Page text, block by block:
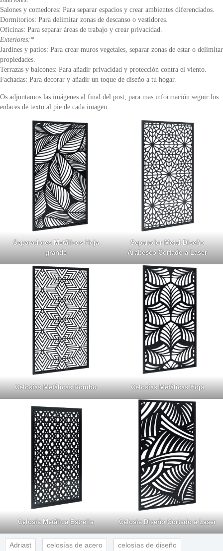
Salones y comedores: Para separar espacios y crear ambientes diferenciados.
Dormitorios: Para delimitar zonas de descanso o vestidores.
Oficinas: Para separar áreas de trabajo y crear privacidad.
Exteriores:*
Jardines y patios: Para crear muros vegetales, separar zonas de estar o delimitar
propiedades.
Terrazas y balcones: Para añadir privacidad y protección contra el viento.
Fachadas: Para decorar y añadir un toque de diseño a tu hogar.
Os adjuntamos las imágenes al final del post, para mas información seguir los
enlaces de texto al pie de cada imagen.
Separadores Metálicos Hoja
grande
Separador Metal Diseño
Arabesco Cortado a Laser
Celosías Metálicas Rombo Celosías Metálicas Hoja
Celosía Metálica Estrella Celosia Diseño Cortado a Laser
Adriast celosías de acero celosías de diseño